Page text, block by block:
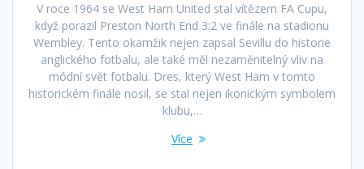
V roce 1964 se West Ham United stal vítězem FA Cupu,
když porazil Preston North End 3:2 ve finále na stadionu
Wembley. Tento okamžik nejen zapsal Sevillu do historie
anglického fotbalu, ale také měl nezaměnitelný vliv na
módní svět fotbalu. Dres, který West Ham v tomto
historickém finále nosil, se stal nejen ikonickým symbolem
klubu,…
Více